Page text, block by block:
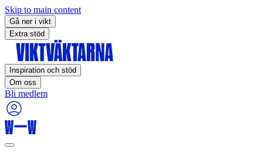
Skip to main content
Gå ner i vikt
Extra stöd
Inspiration och stöd
Om oss
Bli medlem